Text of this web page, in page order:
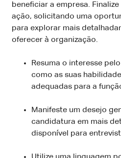
beneficiar a empresa.
ação, solicitando uma
para explorar mais
oferecer à organização.
Resuma o interesse
como as suas
adequadas para a
Manifeste um desejo
candidatura em mais
disponível para